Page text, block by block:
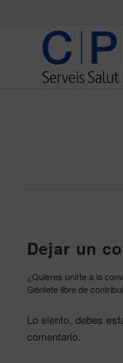
Dejar un
¿Quieres unirte a la
Siéntete libre de
Lo siento, debes
comentario.